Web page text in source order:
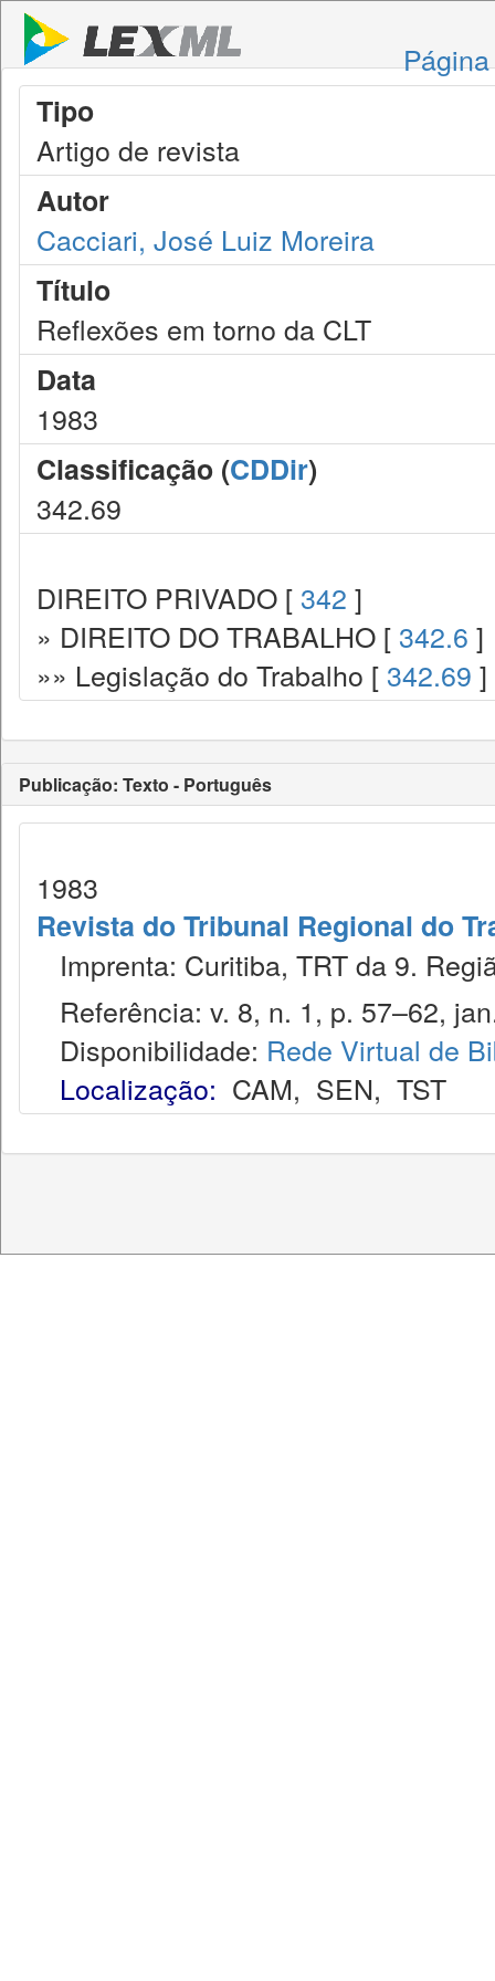
Tipo
Artigo de revista
Autor
Cacciari, José Luiz Moreira
Título
Reflexões em torno da CLT
Data
1983
Classificação (CDDir)
342.69
DIREITO PRIVADO [ 342 ]
» DIREITO DO TRABALHO [ 342.6 ]
»» Legislação do Trabalho [ 342.69 ]
Publicação: Texto - Português
1983
Revista do Tribunal Regional do
Imprenta: Curitiba, TRT da 9.
Referência: v. 8, n. 1, p. 57–62,
Disponibilidade: Rede Virtual de
Localização: CAM, SEN, TST